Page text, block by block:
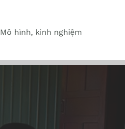
Mô hình, kinh nghiệm